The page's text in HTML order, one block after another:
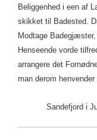
Beliggenhed i een af
skikket til Badested.
Modtage
Henseende vorde
arrangere det
man derom
Sandefjord i